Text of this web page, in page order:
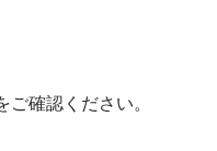
確認ください。